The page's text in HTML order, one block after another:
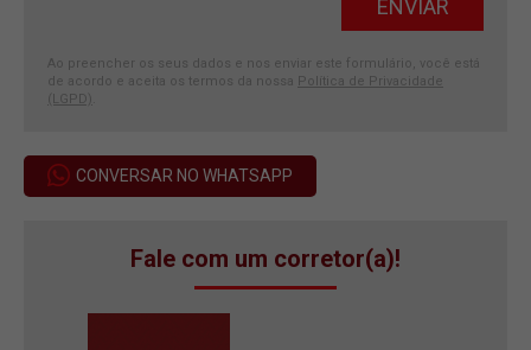
Ao preencher os seus dados e nos enviar este formulário, você está
de acordo e aceita os termos da nossa Política de Privacidade
(LGPD)
CONVERSAR NO WHATSAPP
Fale com um corretor(a)!